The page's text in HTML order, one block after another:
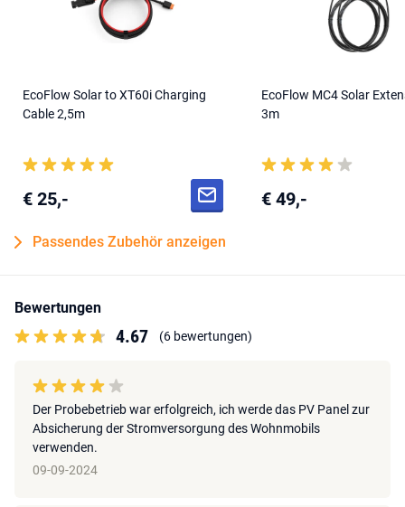
EcoFlow Solar to XT60i Charging
Cable 2,5m
€ 25,-
EcoFlow MC4 Solar
3m
€ 49,-
Passendes Zubehör anzeigen
Bewertungen
4.67 (6 bewertungen)
Der Probebetrieb war erfolgreich, ich werde das PV Panel zur
Absicherung der Stromversorgung des Wohnmobils
verwenden.
09-09-2024